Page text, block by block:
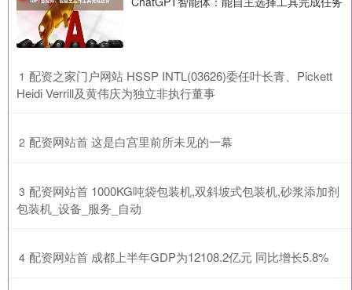
1 ​配资之家门户网站 HSSP INTL(03626)委任叶长青、Pickett
Heidi Verrill及黄伟庆为独立非执行董事
2 ​配资网站首 这是白宫里前所未见的一幕
3 ​配资网站首 1000KG吨袋包装机,双斜坡式包装机,砂浆添加剂
包装机_设备_服务_自动
4 ​配资网站首 成都上半年GDP为12108.2亿元 同比增长5.8%